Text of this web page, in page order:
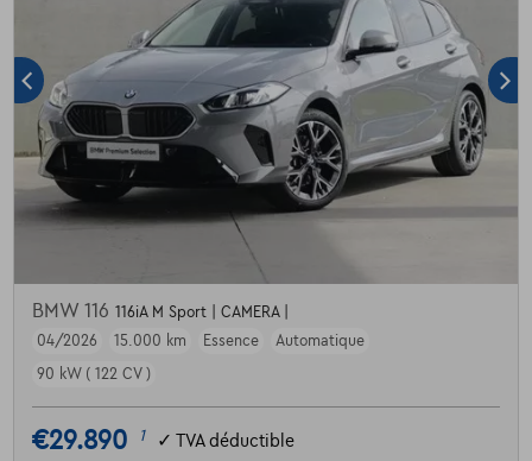
BMW 116 116iA M Sport | CAMERA |
04/2026
15.000 km Essence
Automatique
90 kW ( 122 CV )
€29.890 1 ✓ TVA déductible